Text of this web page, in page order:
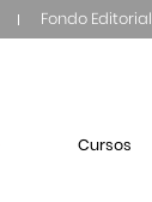
Fondo Editorial
Cursos